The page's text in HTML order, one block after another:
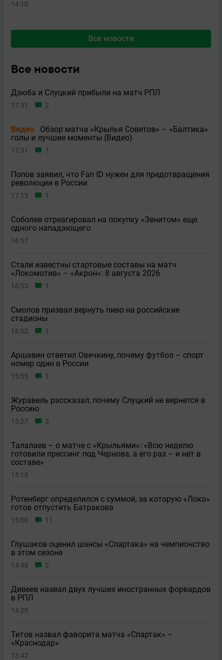
14:10
Все новости
Все новости
Дзюба и Слуцкий прибыли на матч РПЛ
17:31 2
Видео
Обзор матча «Крылья Советов» – «Балтика»
голы и лучшие моменты (Видео)
17:31 1
Попов заявил, что Fan ID нужен для предотвращения
революции в России
17:13 1
Соболев отреагировал на покупку «Зенитом» еще
одного нападающего
16:57
Стали известны стартовые составы на матч
«Локомотив» – «Акрон»: 8 августа 2026
16:53 1
Смолов призвал вернуть пиво на российские
стадионы
16:52 1
Аршавин ответил Овечкину, почему футбол – спорт
номер один в России
15:55 1
Журавель рассказал, почему Слуцкий не вернется в
Россию
15:27 3
Талалаев – о матче с «Крыльями»: «Всю неделю
готовили прессинг под Чернова, а его раз – и нет в
составе»
15:18
Ротенберг определился с суммой, за которую «Локо»
готов отпустить Батракова
15:00 11
Глушаков оценил шансы «Спартака» на чемпионство
в этом сезоне
14:48 2
Дивеев назвал двух лучших иностранных форвардов
в РПЛ
14:29
Титов назвал фаворита матча «Спартак» –
«Краснодар»
13:42